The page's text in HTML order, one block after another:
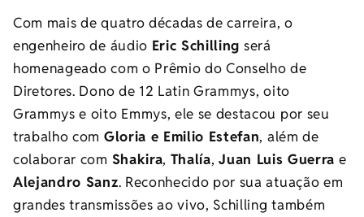
Com mais de quatro décadas de carreira, o
engenheiro de áudio Eric Schilling será
homenageado com o Prêmio do Conselho de
Diretores. Dono de 12 Latin Grammys, oito
Grammys e oito Emmys, ele se destacou por seu
trabalho com Gloria e Emilio Estefan, além de
colaborar com Shakira, Thalía,Juan Luis Guerra e
Alejandro Sanz. Reconhecido por sua atuação em
grandes transmissões ao vivo, Schilling também